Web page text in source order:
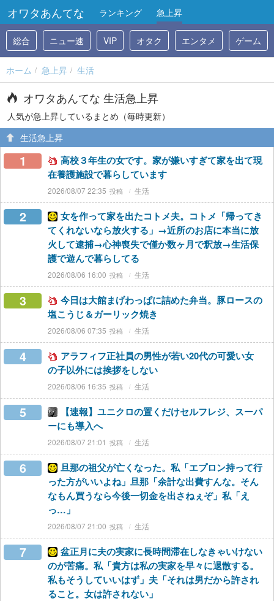
オワタあんてな ランキング 急上昇
総合 ニュー速 VIP オタク エンタメ ゲーム
ホーム 急上昇 生活
オワタあんてな 生活急上昇
人気が急上昇しているまとめ（毎時更新）
生活急上昇
1
高校３年生の女です。家が嫌いすぎて家を出て現
在養護施設で暮らしています
2026/08/07 22:35 生活
2
女を作って家を出たコトメ夫。コトメ「帰ってき
てくれないなら放火する」→近所のお店に本当に放
火して逮捕→心神喪失で僅か数ヶ月で釈放→生活保
護で遊んで暮らしてる
2026/08/06 16:00 生活
3
今日は大館まげわっぱに詰めた弁当。豚ロースの
塩こうじ＆ガーリック焼き
2026/08/06 07:35 生活
4
アラフィフ正社員の男性が若い20代の可愛い女
の子以外には挨拶をしない
2026/08/06 16:35 生活
5
【速報】ユニクロの置くだけセルフレジ、スーパ
ーにも導入へ
2026/08/07 21:01 生活
6
旦那の祖父が亡くなった。私「エプロン持って行
った方がいいよね」旦那「余計な出費すんな。そん
なもん買うなら今後一切金を出さねぇぞ」私「え
っ…」
2026/08/07 21:00 生活
7
盆正月に夫の実家に長時間滞在しなきゃいけない
のが苦痛。私「貴方は私の実家を早々に退散する。
私もそうしていいはず」夫「それは男だから許され
ること。女は許されない」